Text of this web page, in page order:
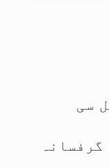
سی